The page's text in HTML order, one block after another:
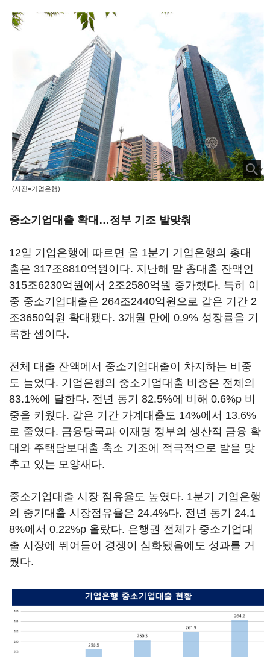
(사진=기업은행)
중소기업대출 확대…정부 기조 발맞춰
12일 기업은행에 따르면 올 1분기 기업은행의 총대
출은 317조8810억원이다. 지난해 말 총대출 잔액인
315조6230억원에서 2조2580억원 증가했다. 특히 이
중 중소기업대출은 264조2440억원으로 같은 기간 2
조3650억원 확대됐다. 3개월 만에 0.9% 성장률을 기
록한 셈이다.
전체 대출 잔액에서 중소기업대출이 차지하는 비중
도 늘었다. 기업은행의 중소기업대출 비중은 전체의
83.1%에 달한다. 전년 동기 82.5%에 비해 0.6%p 비
중을 키웠다. 같은 기간 가계대출도 14%에서 13.6%
로 줄였다. 금융당국과 이재명 정부의 생산적 금융 확
대와 주택담보대출 축소 기조에 적극적으로 발을 맞
추고 있는 모양새다.
중소기업대출 시장 점유율도 높였다. 1분기 기업은행
의 중기대출 시장점유율은 24.4%다. 전년 동기 24.1
8%에서 0.22%p 올랐다. 은행권 전체가 중소기업대
출 시장에 뛰어들어 경쟁이 심화됐음에도 성과를 거
뒀다.